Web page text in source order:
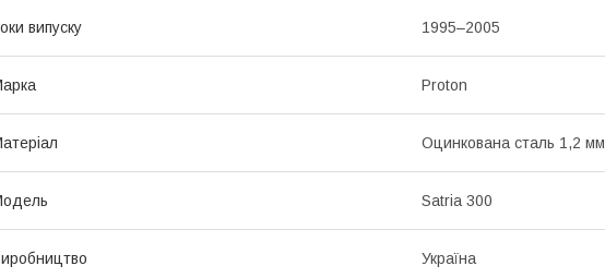
випуску 1995–2005
Proton
Оцинкована сталь 1,2 мм
Satria 300
Україна